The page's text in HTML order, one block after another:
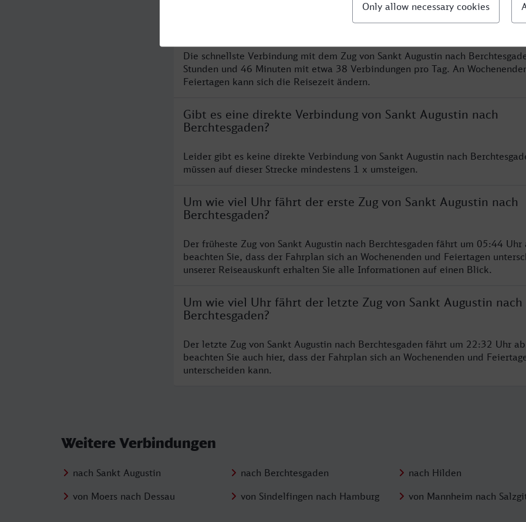
Was ist die schnellste Verbindung von Sankt Augustin nach
Die schnellste Verbindung mit dem Zug von Sankt Augustin nach
Stunden und 46 Minuten mit etwa 38 Verbindungen pro Tag. An
Feiertagen kann sich die Reisezeit ändern.
Gibt es eine direkte Verbindung von Sankt Augustin nach
Berchtesgaden?
Leider gibt es keine direkte Verbindung von Sankt Augustin nach
müssen auf dieser Strecke mindestens 1 x umsteigen.
Um wie viel Uhr fährt der erste Zug von Sankt Augustin nach
Berchtesgaden?
Der früheste Zug von Sankt Augustin nach Berchtesgaden fährt um 05:44
beachten Sie, dass der Fahrplan sich an Wochenenden und Feiertagen
unserer Reiseauskunft erhalten Sie alle Informationen auf einen Blick.
Um wie viel Uhr fährt der letzte Zug von Sankt Augustin nach
Berchtesgaden?
Der letzte Zug von Sankt Augustin nach Berchtesgaden fährt um 22:32 Uhr
beachten Sie auch hier, dass der Fahrplan sich an Wochenenden und
unterscheiden kann.
Weitere Verbindungen
nach Sankt Augustin nach Berchtesgaden nach Hilden
von Moers nach Dessau
von Sindelfingen nach Hamburg von Mannheim nach